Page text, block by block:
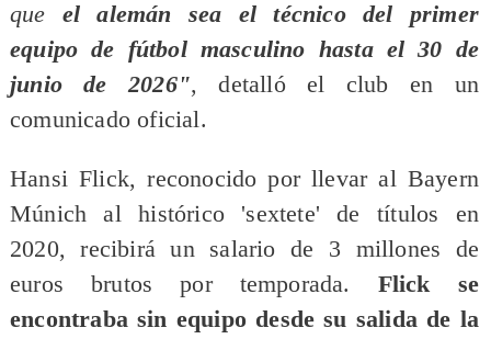
que el alemán sea el técnico del primer
equipo de fútbol masculino hasta el 30 de
junio de 2026", detalló el club en un
comunicado oficial.
Hansi Flick, reconocido por llevar al Bayern
Múnich al histórico 'sextete' de títulos en
2020, recibirá un salario de 3 millones de
euros brutos por temporada.
Flick se
encontraba sin equipo desde su salida de la